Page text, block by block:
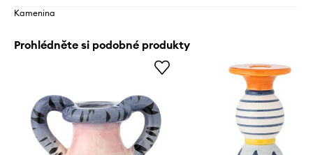
Kamenina
Prohlédněte si podobné produkty